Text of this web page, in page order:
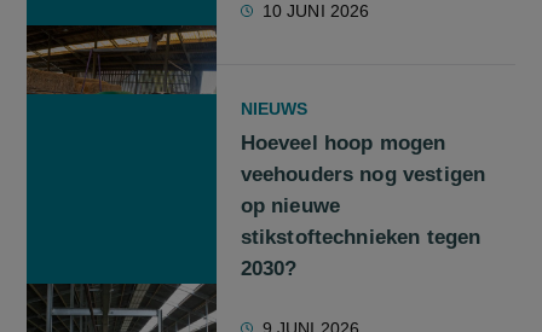
10 JUNI 2026
NIEUWS
Hoeveel hoop mogen
veehouders nog vestigen
op nieuwe
stikstoftechnieken tegen
2030?